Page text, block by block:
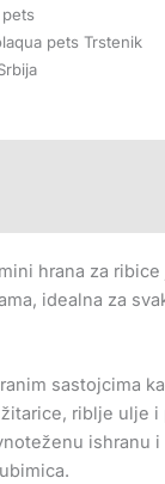
pets Trstenik
hrana za
idealna za
sastojcima
riblje ulje i
ishranu i